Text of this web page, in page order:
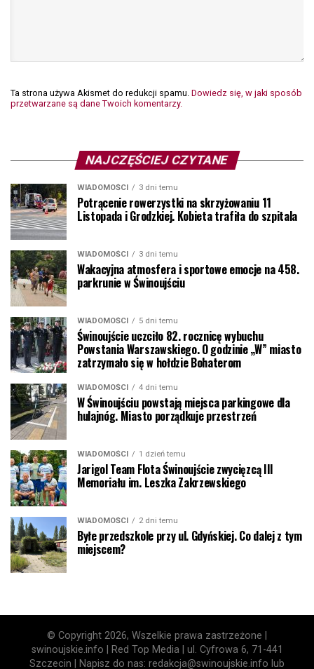
Ta strona używa Akismet do redukcji spamu. Dowiedz się, w jaki sposób
przetwarzane są dane Twoich komentarzy.
NAJCZĘŚCIEJ CZYTANE
WIADOMOŚCI 3 dni temu
Potrącenie rowerzystki na skrzyżowaniu 11
Listopada i Grodzkiej. Kobieta trafiła do szpitala
WIADOMOŚCI 3 dni temu
Wakacyjna atmosfera i sportowe emocje na 458.
parkrunie w Świnoujściu
WIADOMOŚCI 5 dni temu
Świnoujście uczciło 82. rocznicę wybuchu
Powstania Warszawskiego. O godzinie „W” miasto
zatrzymało się w hołdzie Bohaterom
WIADOMOŚCI 4 dni temu
W Świnoujściu powstają miejsca parkingowe dla
hulajnóg. Miasto porządkuje przestrzeń
WIADOMOŚCI 1 dzień temu
Jarigol Team Flota Świnoujście zwycięzcą III
Memoriału im. Leszka Zakrzewskiego
WIADOMOŚCI 2 dni temu
Byłe przedszkole przy ul. Gdyńskiej. Co dalej z tym
miejscem?
© Copyright 2026, Wszelkie prawa zastrzeżone |
swinoujskie.info | Red Top Media | ul. Cyfrowa 6, 71-441
Szczecin | Napisz do nas: redakcja@swinoujskie.info lub